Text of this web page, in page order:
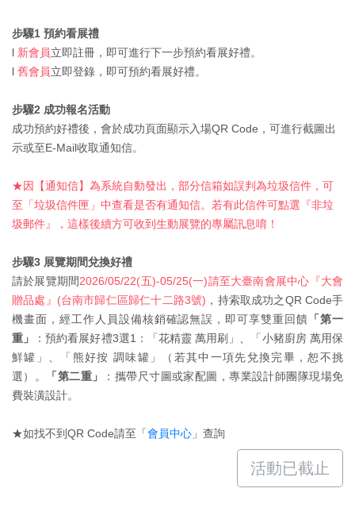
步驟1 預約看展禮
l 新會員立即註冊，即可進行下一步預約看展好禮。
l 舊會員立即登錄，即可預約看展好禮。
步驟2 成功報名活動
成功預約好禮後，會於成功頁面顯示入場QR Code，可進行截圖出
示或至E-Mail收取通知信。
★因【通知信】為系統自動發出，部分信箱如誤判為垃圾信件，可
至「垃圾信件匣」中查看是否有通知信。若有此信件可點選『非垃
圾郵件』，這樣後續方可收到生動展覽的專屬訊息唷！
步驟3 展覽期間兌換好禮
請於展覽期間2026/05/22(五)-05/25(一)請至大臺南會展中心 『大會
贈品處 』(台南市歸仁區歸仁十二路3號) ，持索取成功之QR Code手
機畫面，經工作人員設備核銷確認無誤， 即可享雙重回饋 「第一
重」
：預約看展好禮3選1：「花精靈 萬用刷」、「小豬廚房 萬用保
鮮罐」、「熊好按 調味罐」（若其中一項先兌換完畢，恕不挑
選）。
「第二重」
：攜帶尺寸圖或家配圖，專業設計師團隊現場免
費裝潢設計。
★如找不到QR Code請至「 會員中心 」查詢
活動已截止